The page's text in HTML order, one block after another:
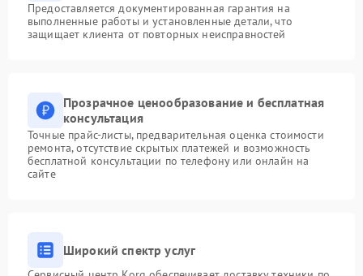
Предоставляется документированная гарантия на
выполненные работы и установленные детали, что
защищает клиента от повторных неисправностей
Прозрачное ценообразование и бесплатная
консультация
Точные прайс-листы, предварительная оценка стоимости
ремонта, отсутствие скрытых платежей и возможность
бесплатной консультации по телефону или онлайн на
сайте
Широкий спектр услуг